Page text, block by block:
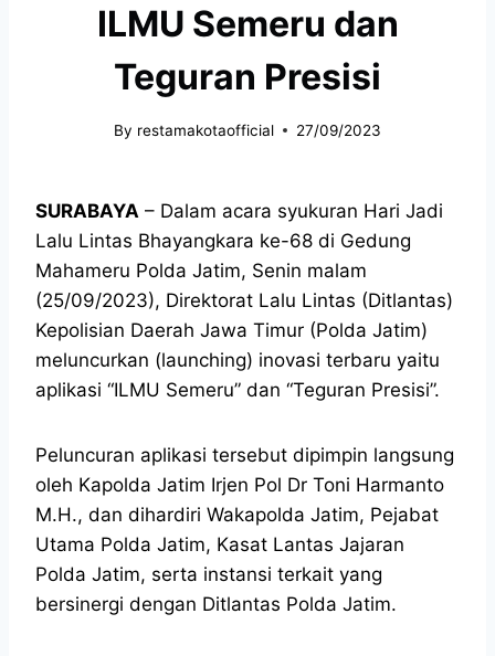
ILMU Semeru dan
Teguran Presisi
By restamakotaofficial 27/09/2023
SURABAYA – Dalam acara syukuran Hari Jadi
Lalu Lintas Bhayangkara ke-68 di Gedung
Mahameru Polda Jatim, Senin malam
(25/09/2023), Direktorat Lalu Lintas (Ditlantas)
Kepolisian Daerah Jawa Timur (Polda Jatim)
meluncurkan (launching) inovasi terbaru yaitu
aplikasi “ILMU Semeru” dan “Teguran Presisi”.
Peluncuran aplikasi tersebut dipimpin langsung
oleh Kapolda Jatim Irjen Pol Dr Toni Harmanto
M.H., dan dihardiri Wakapolda Jatim, Pejabat
Utama Polda Jatim, Kasat Lantas Jajaran
Polda Jatim, serta instansi terkait yang
bersinergi dengan Ditlantas Polda Jatim.